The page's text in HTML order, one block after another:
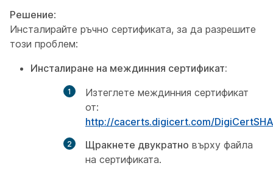
Решение:
Инсталирайте ръчно сертификата, за да разрешите
този проблем:
Инсталиране на междинния сертификат:
Изтеглете междинния сертификат
от:
http://cacerts.digicert.com/
Щракнете двукратно върху файла
на сертификата.